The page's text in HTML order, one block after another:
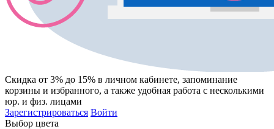
Скидка от 3% до 15% в личном кабинете, запоминание
корзины и избранного, а также удобная работа с несколькими
юр. и физ. лицами
Зарегистрироваться Войти
Выбор цвета